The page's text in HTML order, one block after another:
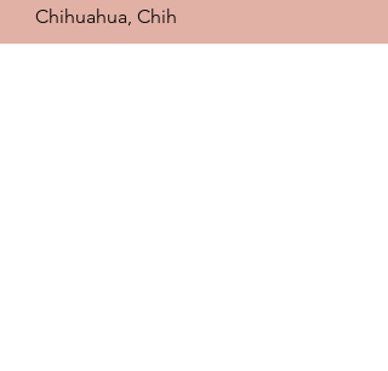
Chihuahua, Chih